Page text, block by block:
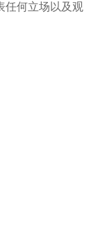
任何立场以及观